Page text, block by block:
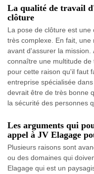
La qualité de travail
clôture
La pose de clôture est
très complexe. En fait,
avant d'assurer la mission.
connaître une multitude
pour cette raison qu'il faut
entreprise spécialisée
devrait être de très bonne
la sécurité des personnes
Les arguments qui
appel à JV Elagage
Plusieurs raisons sont
ou des domaines qui
Elagage qui est un